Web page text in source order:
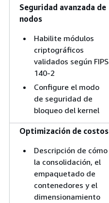
Seguridad avanzada de
nodos
Habilite módulos
criptográficos
validados según FIPS
140-2
Configure el modo
de seguridad de
bloqueo del kernel
Optimización de costos
Descripción de cómo
la consolidación, el
empaquetado de
contenedores y el
dimensionamiento